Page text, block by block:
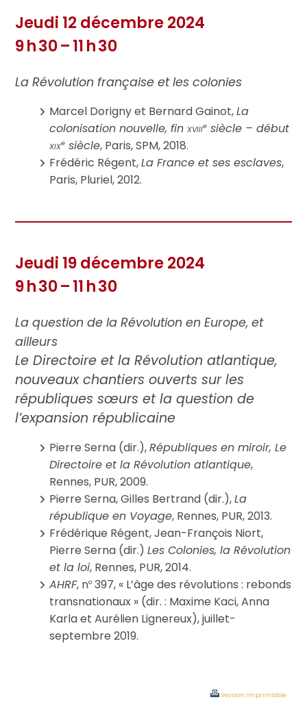
Jeudi 12 décembre 2024
9 h 30 – 11 h 30
La Révolution française et les colonies
Marcel Dorigny et Bernard Gainot,La
colonisation nouvelle, finxviiie siècle – début
xixe siècle, Paris, SPM, 2018.
Frédéric Régent,La France et ses esclaves,
Paris, Pluriel, 2012.
Jeudi 19 décembre 2024
9 h 30 – 11 h 30
La question de la Révolution en Europe, et
ailleurs
Le Directoire et la Révolution atlantique,
nouveaux chantiers ouverts sur les
républiques sœurs et la question de
l’expansion républicaine
Pierre Serna (dir.),Républiques en miroir, Le
Directoire et la Révolution atlantique,
Rennes, PUR, 2009.
Pierre Serna, Gilles Bertrand (dir.),La
république en Voyage, Rennes, PUR, 2013.
Frédérique Régent, Jean-François Niort,
Pierre Serna (dir.)Les Colonies, la Révolution
et la loi, Rennes, PUR, 2014.
AHRF, no 397, « L’âge des révolutions : rebonds
transnationaux » (dir. : Maxime Kaci, Anna
Karla et Aurélien Lignereux), juillet-
septembre 2019.
Version imprimable